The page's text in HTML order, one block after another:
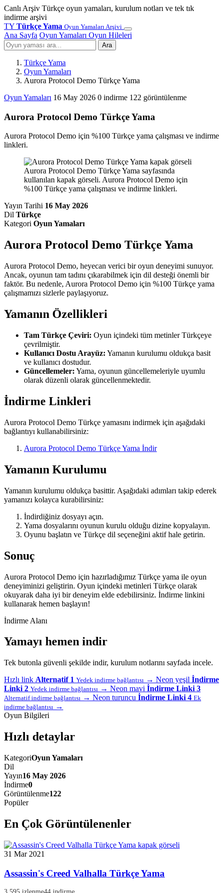
Canlı Arşiv Türkçe oyun yamaları, kurulum notları ve tek tık
indirme arşivi
TY Türkçe Yama Oyun Yamaları Arşivi
Ana Sayfa Oyun Yamaları Oyun Hileleri
Ara
Türkçe Yama
Oyun Yamaları
Aurora Protocol Demo Türkçe Yama
Oyun Yamaları 16 May 2026 0 indirme 122 görüntülenme
Aurora Protocol Demo Türkçe Yama
Aurora Protocol Demo için %100 Türkçe yama çalışması ve indirme
linkleri.
Aurora Protocol Demo Türkçe Yama sayfasında
kullanılan kapak görseli. Aurora Protocol Demo için
%100 Türkçe yama çalışması ve indirme linkleri.
Yayın Tarihi 16 May 2026
Dil Türkçe
Kategori Oyun Yamaları
Aurora Protocol Demo Türkçe Yama
Aurora Protocol Demo, heyecan verici bir oyun deneyimi sunuyor.
Ancak, oyunun tam tadını çıkarabilmek için dil desteği önemli bir
faktör. Bu nedenle, Aurora Protocol Demo için %100 Türkçe yama
çalışmamızı sizlerle paylaşıyoruz.
Yamanın Özellikleri
Tam Türkçe Çeviri: Oyun içindeki tüm metinler Türkçeye
çevrilmiştir.
Kullanıcı Dostu Arayüz: Yamanın kurulumu oldukça basit
ve kullanıcı dostudur.
Güncellemeler: Yama, oyunun güncellemeleriyle uyumlu
olarak düzenli olarak güncellenmektedir.
İndirme Linkleri
Aurora Protocol Demo Türkçe yamasını indirmek için aşağıdaki
bağlantıyı kullanabilirsiniz:
Aurora Protocol Demo Türkçe Yama İndir
Yamanın Kurulumu
Yamanın kurulumu oldukça basittir. Aşağıdaki adımları takip ederek
yamanızı kolayca kurabilirsiniz:
İndirdiğiniz dosyayı açın.
Yama dosyalarını oyunun kurulu olduğu dizine kopyalayın.
Oyunu başlatın ve Türkçe dil seçeneğini aktif hale getirin.
Sonuç
Aurora Protocol Demo için hazırladığımız Türkçe yama ile oyun
deneyiminizi geliştirin. Oyun içindeki metinleri Türkçe olarak
okuyarak daha iyi bir deneyim elde edebilirsiniz. İndirme linkini
kullanarak hemen başlayın!
İndirme Alanı
Yamayı hemen indir
Tek butonla güvenli şekilde indir, kurulum notlarını sayfada incele.
Hızlı link Alternatif 1 Yedek indirme bağlantısı → Neon yeşil İndirme
Linki 2 Yedek indirme bağlantısı → Neon mavi İndirme Linki 3
Alternatif indirme bağlantısı → Neon turuncu İndirme Linki 4 Ek
indirme bağlantısı →
Oyun Bilgileri
Hızlı detaylar
KategoriOyun Yamaları
Dil
Yayın16 May 2026
İndirme0
Görüntülenme122
Popüler
En Çok Görüntülenenler
31 Mar 2021
Assassin's Creed Valhalla Türkçe Yama